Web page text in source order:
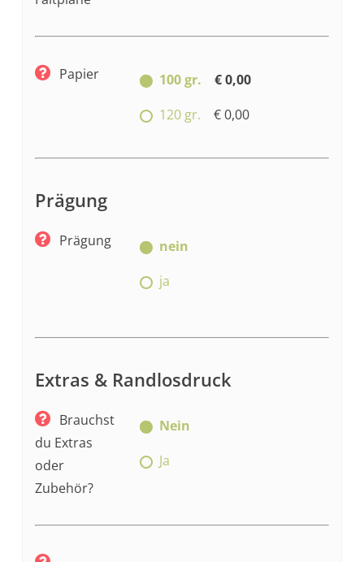
Papier 100 gr.
€ 0,00
120 gr.
€ 0,00
Prägung
Prägung
nein
ja
Extras & Randlosdruck
Brauchst
du Extras
oder
Zubehör?
Nein
Ja